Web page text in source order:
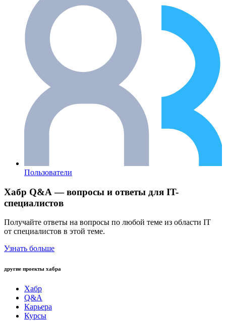
Пользователи
Хабр Q&A — вопросы и ответы для IT-
специалистов
Получайте ответы на вопросы по любой теме из области IT
от специалистов в этой теме.
Узнать больше
другие проекты хабра
Хабр
Q&A
Карьера
Курсы